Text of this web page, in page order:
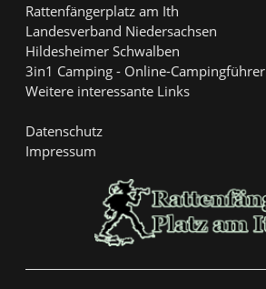
Rattenfängerplatz am Ith
Landesverband Niedersachsen
Hildesheimer Schwalben
3in1 Camping - Online-Campingführer
Weitere interessante Links
Datenschutz
Impressum